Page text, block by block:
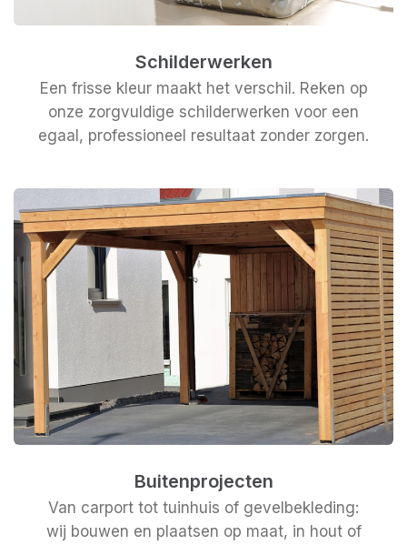
Schilderwerken
Een frisse kleur maakt het verschil. Reken op
onze zorgvuldige schilderwerken voor een
egaal, professioneel resultaat zonder zorgen.
Buitenprojecten
Van carport tot tuinhuis of gevelbekleding:
wij bouwen en plaatsen op maat, in hout of